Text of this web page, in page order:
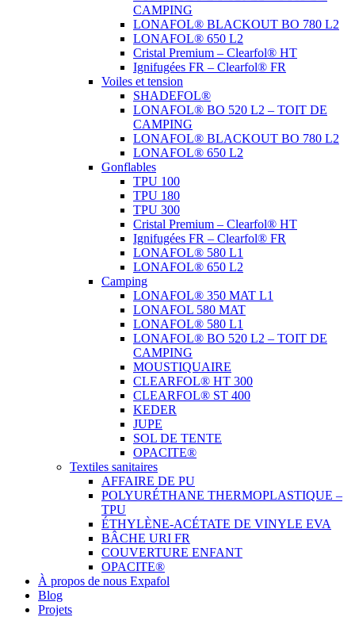
CAMPING
LONAFOL® BLACKOUT BO 780 L2
LONAFOL® 650 L2
Cristal Premium – Clearfol® HT
Ignifugées FR – Clearfol® FR
Voiles et tension
SHADEFOL®
LONAFOL® BO 520 L2 – TOIT DE
CAMPING
LONAFOL® BLACKOUT BO 780 L2
LONAFOL® 650 L2
Gonflables
TPU 100
TPU 180
TPU 300
Cristal Premium – Clearfol® HT
Ignifugées FR – Clearfol® FR
LONAFOL® 580 L1
LONAFOL® 650 L2
Camping
LONAFOL® 350 MAT L1
LONAFOL 580 MAT
LONAFOL® 580 L1
LONAFOL® BO 520 L2 – TOIT DE
CAMPING
MOUSTIQUAIRE
CLEARFOL® HT 300
CLEARFOL® ST 400
KEDER
JUPE
SOL DE TENTE
OPACITE®
Textiles sanitaires
AFFAIRE DE PU
POLYURÉTHANE THERMOPLASTIQUE –
TPU
ÉTHYLÈNE-ACÉTATE DE VINYLE EVA
BÂCHE URI FR
COUVERTURE ENFANT
OPACITE®
À propos de nous Expafol
Blog
Projets